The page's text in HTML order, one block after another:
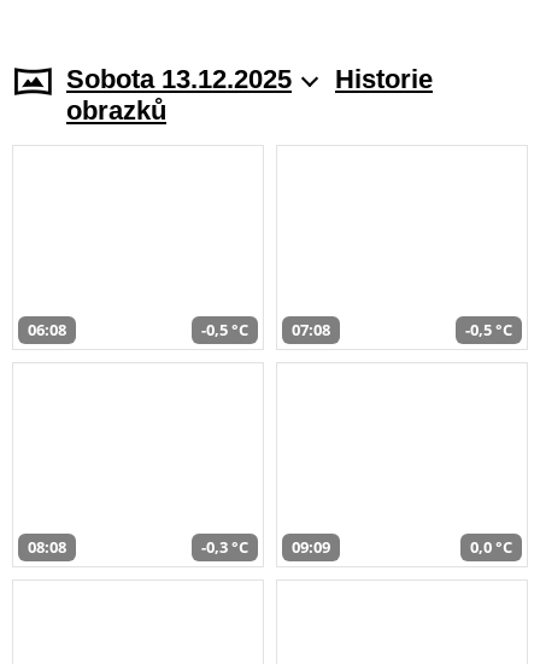
Sobota 13.12.2025
Historie
obrazků
06:08 -0,5 °C 07:08 -0,5 °C
08:08 -0,3 °C 09:09 0,0 °C